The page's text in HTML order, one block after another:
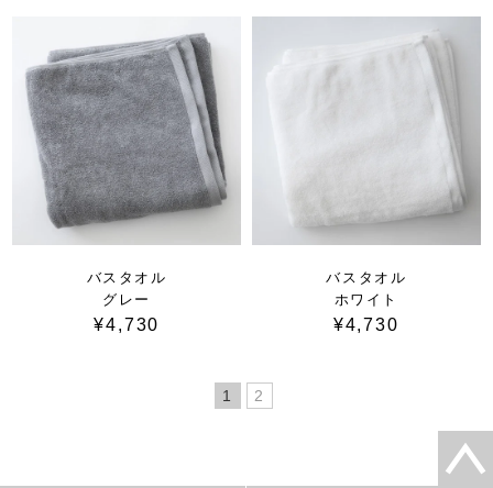
バスタオル
グレー
¥4,730
バスタオル
ホワイト
¥4,730
1 2